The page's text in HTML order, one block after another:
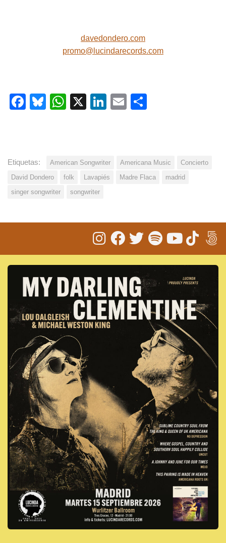
davedondero.com
promo@lucindarecords.com
Facebook
Bluesky
WhatsApp
X LinkedIn
Email
Etiquetas: American Songwriter Americana Music
Concierto
David Dondero
folk Lavapiés Madre Flaca
madrid
singer songwriter
songwriter